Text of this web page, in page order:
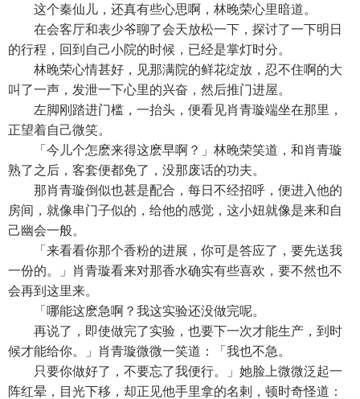
这个秦仙儿，还真有些心思啊，林晚荣心里暗道。
在会客厅和表少爷聊了会天放松一下，探讨了一下明日
的行程，回到自己小院的时候，已经是掌灯时分。
林晚荣心情甚好，见那满院的鲜花绽放，忍不住啊的大
叫了一声，发泄一下心里的兴奋，然后推门进屋。
左脚刚踏进门槛，一抬头，便看见肖青璇端坐在那里，
正望着自己微笑。
「今儿个怎麽来得这麽早啊？」林晚荣笑道，和肖青璇
熟了之后，客套便都免了，没那废话的功夫。
那肖青璇倒似也甚是配合，每日不经招呼，便进入他的
房间，就像串门子似的，给他的感觉，这小妞就像是来和自
己幽会一般。
「来看看你那个香粉的进展，你可是答应了，要先送我
一份的。」肖青璇看来对那香水确实有些喜欢，要不然也不
会再到这里来。
「哪能这麽急啊？我这实验还没做完呢。
再说了，即使做完了实验，也要下一次才能生产，到时
候才能给你。」肖青璇微微一笑道：「我也不急。
只要你做好了，不要忘了我便行。」她脸上微微泛起一
阵红晕，目光下移，却正见他手里拿的名剌，顿时奇怪道：